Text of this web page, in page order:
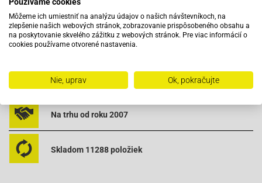
AGM GMX 500 [ QM50QT -6A (A)]
Adly ( Her Chee ) ATV XXL 50 RS Supersonic
Adly ( Her Chee ) ATV - 50 XXL Supercross
Adly ( Her Chee ) -Noble 50
Adly ( Her Chee ) Panthers 50
Adly ( Her Chee ) - Silver Fox
Vybavený servis s odborným vyškoleným personálom
Pri objednaní do 12:00 tovar zajtra u vás
Na trhu od roku 2007
Skladom 11288 položiek
Môžeme ich umiestniť na analýzu údajov o našich návštevníkoch, na
zlepšenie našich webových stránok, zobrazovanie prispôsobeného obsahu a
na poskytovanie skvelého zážitku z webových stránok. Pre viac informácií o
cookies používame otvorené nastavenia.
Nie, uprav Ok, pokračujte